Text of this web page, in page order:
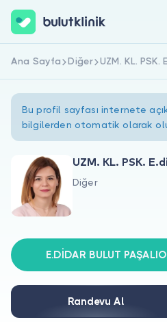
Hakkımızda
Doktorlar için
Doktor
Hemen Kaydol
Ana Sayfa Diğer UZM. KL.
Bu profil sayfası internete
bilgilerden otomatik olarak
UZM. KL. PSK.
Diğer
E.DİDAR BULUT
Randevu Al